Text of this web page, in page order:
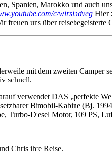
Spanien, Marokko und auch
c/wirsindveg Hier
freuen uns über
mit dem zweiten Camper
schnell.
verwendet DAS „perfekte
Bimobil-Kabine (Bj.
Turbo-Diesel Motor, 109 PS,
Chris ihre Reise.